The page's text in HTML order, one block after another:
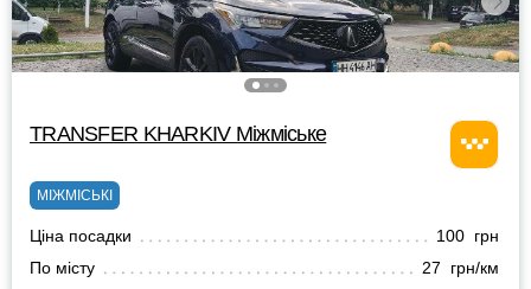
TRANSFER KHARKIV Міжміське
МІЖМІСЬКІ
Ціна посадки
100 грн
По місту
27 грн/км